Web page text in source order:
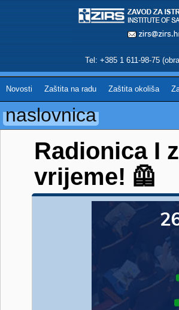
Tel: +385 1 611-98-75
Novosti Zaštita na radu Zaštita okoliša
naslovnica
Radionica I
vrijeme! 🦺